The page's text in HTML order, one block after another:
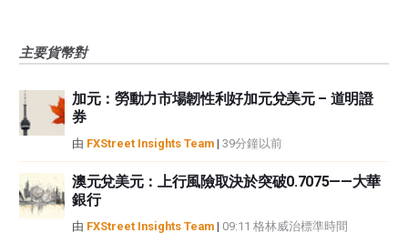
主要貨幣對
加元：勞動力市場韌性利好加元兌美元 – 道明證
券
由 FXStreet Insights Team | 39分鐘以前
澳元兌美元：上行風險取決於突破0.7075——大華
銀行
由 FXStreet Insights Team | 09:11 格林威治標準時間